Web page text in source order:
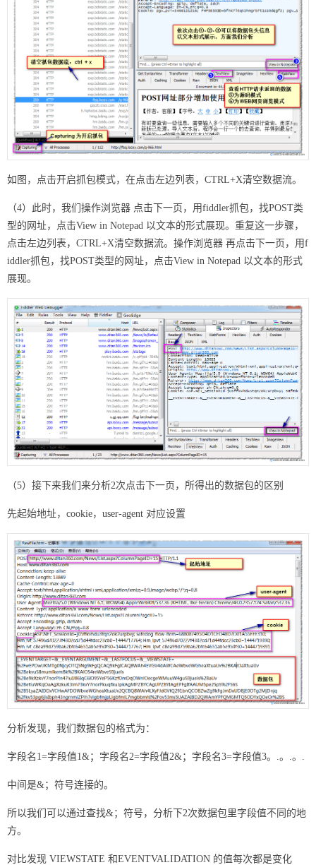
如图，点击开启抓包模式，在点击左边列表，CTRL+X清空数据流。
（4）此时，我们操作浏览器 点击下一页，用fiddler抓包，找POST类
型的网址，点击View in Notepad 以文本的形式展现。重复这一步骤，
点击左边列表，CTRL+X清空数据流。操作浏览器 再点击下一页，用f
iddler抓包，找POST类型的网址，点击View in Notepad 以文本的形式
展现。
（5）接下来我们来分析2次点击下一页，所得出的数据包的区别
先起始地址，cookie，user-agent 对应设置
分析发现，我们数据包的格式为：
字段名1=字段值1&；字段名2=字段值2&；字段名3=字段值3。.。.。.
中间是&；符号连接的。
所以我们可以通过查找&；符号，分析下2次数据包里字段值不同的地
方。
对比发现 VIEWSTATE 和EVENTVALIDATION 的值每次都是变化